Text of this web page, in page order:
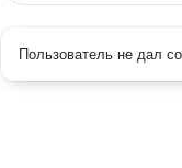
Пользователь не дал